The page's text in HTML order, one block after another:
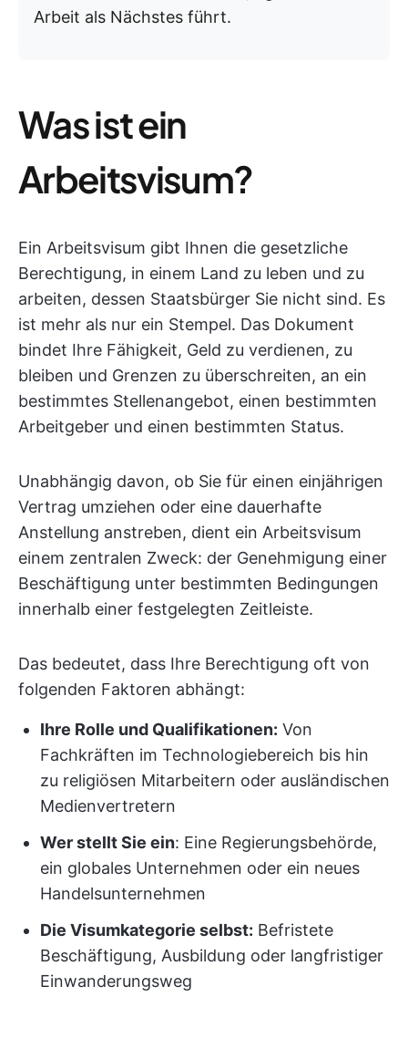
Arbeit als Nächstes führt.
Was ist ein
Arbeitsvisum?
Ein Arbeitsvisum gibt Ihnen die gesetzliche
Berechtigung, in einem Land zu leben und zu
arbeiten, dessen Staatsbürger Sie nicht sind. Es
ist mehr als nur ein Stempel. Das Dokument
bindet Ihre Fähigkeit, Geld zu verdienen, zu
bleiben und Grenzen zu überschreiten, an ein
bestimmtes Stellenangebot, einen bestimmten
Arbeitgeber und einen bestimmten Status.
Unabhängig davon, ob Sie für einen einjährigen
Vertrag umziehen oder eine dauerhafte
Anstellung anstreben, dient ein Arbeitsvisum
einem zentralen Zweck: der Genehmigung einer
Beschäftigung unter bestimmten Bedingungen
innerhalb einer festgelegten Zeitleiste.
Das bedeutet, dass Ihre Berechtigung oft von
folgenden Faktoren abhängt:
Ihre Rolle und Qualifikationen: Von
Fachkräften im Technologiebereich bis hin
zu religiösen Mitarbeitern oder ausländischen
Medienvertretern
Wer stellt Sie ein: Eine Regierungsbehörde,
ein globales Unternehmen oder ein neues
Handelsunternehmen
Die Visumkategorie selbst: Befristete
Beschäftigung, Ausbildung oder langfristiger
Einwanderungsweg